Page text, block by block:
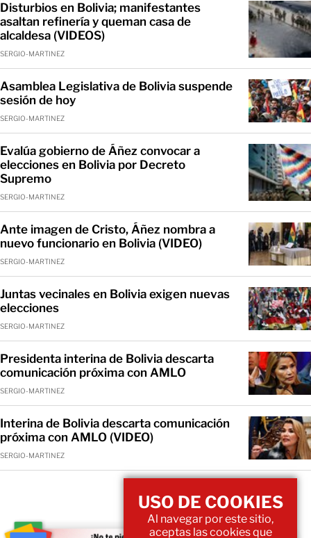
Disturbios en Bolivia; manifestantes
asaltan refinería y queman casa de
alcaldesa (VIDEOS)
SERGIO-MARTINEZ
Asamblea Legislativa de Bolivia suspende
sesión de hoy
SERGIO-MARTINEZ
Evalúa gobierno de Áñez convocar a
elecciones en Bolivia por Decreto
Supremo
SERGIO-MARTINEZ
Ante imagen de Cristo, Áñez nombra a
nuevo funcionario en Bolivia (VIDEO)
SERGIO-MARTINEZ
Juntas vecinales en Bolivia exigen nuevas
elecciones
SERGIO-MARTINEZ
Presidenta interina de Bolivia descarta
comunicación próxima con AMLO
SERGIO-MARTINEZ
Interina de Bolivia descarta comunicación
próxima con AMLO (VIDEO)
SERGIO-MARTINEZ
USO DE COOKIES
Al navegar por este sitio,
aceptas las cookies que